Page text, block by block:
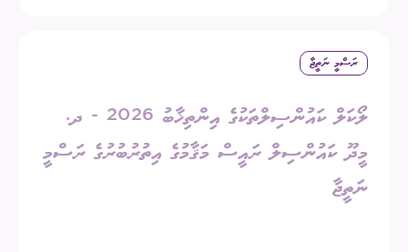
ރަސްމީ ނަތީޖާ
ލޯކަލް ކައުންސިލްތަކުގެ އިންތިޚާބު 2026 - ދ.
މީދޫ ކައުންސިލް ރައީސް މަޤާމުގެ އިތުރުބުރުގެ ރަސްމީ
ނަތީޖާ